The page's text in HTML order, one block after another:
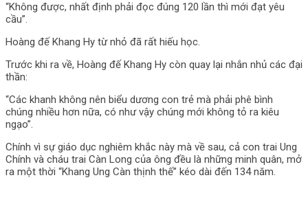
“Không được, nhất định phải đọc đúng 120 lần thì mới đạt yêu
cầu”.
Hoàng đế Khang Hy từ nhỏ đã rất hiếu học.
Trước khi ra về, Hoàng đế Khang Hy còn quay lại nhắn nhủ các đại
thần:
“Các khanh không nên biểu dương con trẻ mà phải phê bình
chúng nhiều hơn nữa, có như vậy chúng mới không tỏ ra kiêu
ngạo”.
Chính vì sự giáo dục nghiêm khắc này mà về sau, cả con trai Ung
Chính và cháu trai Càn Long của ông đều là những minh quân, mở
ra một thời “Khang Ung Càn thịnh thế” kéo dài đến 134 năm.